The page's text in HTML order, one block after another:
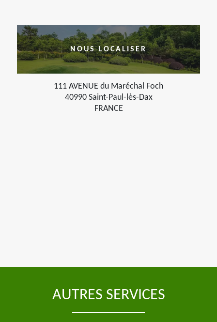
NOUS LOCALISER
111 AVENUE du Maréchal Foch
40990 Saint-Paul-lès-Dax
FRANCE
AUTRES SERVICES